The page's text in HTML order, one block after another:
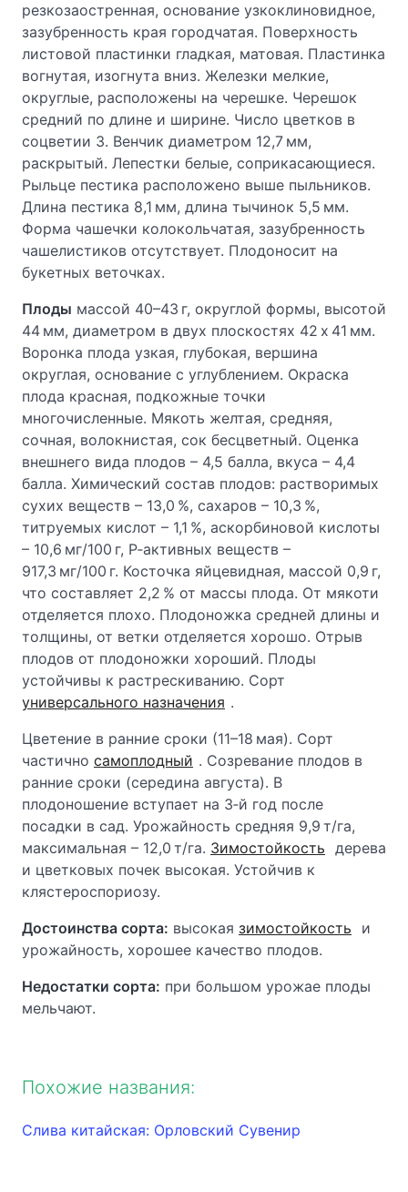
резкозаостренная, основание узкоклиновидное,
зазубренность края городчатая. Поверхность
листовой пластинки гладкая, матовая. Пластинка
вогнутая, изогнута вниз. Железки мелкие,
округлые, расположены на черешке. Черешок
средний по длине и ширине. Число цветков в
соцветии 3. Венчик диаметром 12,7 мм,
раскрытый. Лепестки белые, соприкасающиеся.
Рыльце пестика расположено выше пыльников.
Длина пестика 8,1 мм, длина тычинок 5,5 мм.
Форма чашечки колокольчатая, зазубренность
чашелистиков отсутствует. Плодоносит на
букетных веточках.
Плоды массой 40–43 г, округлой формы, высотой
44 мм, диаметром в двух плоскостях 42 х 41 мм.
Воронка плода узкая, глубокая, вершина
округлая, основание с углублением. Окраска
плода красная, подкожные точки
многочисленные. Мякоть желтая, средняя,
сочная, волокнистая, сок бесцветный. Оценка
внешнего вида плодов – 4,5 балла, вкуса – 4,4
балла. Химический состав плодов: растворимых
сухих веществ – 13,0 %, сахаров – 10,3 %,
титруемых кислот – 1,1 %, аскорбиновой кислоты
– 10,6 мг/100 г, Р‑активных веществ –
917,3 мг/100 г. Косточка яйцевидная, массой 0,9 г,
что составляет 2,2 % от массы плода. От мякоти
отделяется плохо. Плодоножка средней длины и
толщины, от ветки отделяется хорошо. Отрыв
плодов от плодоножки хороший. Плоды
устойчивы к растрескиванию. Сорт
универсального назначения .
Цветение в ранние сроки (11–18 мая). Сорт
частично самоплодный . Созревание плодов в
ранние сроки (середина августа). В
плодоношение вступает на 3‑й год после
посадки в сад. Урожайность средняя 9,9 т/га,
максимальная – 12,0 т/га. Зимостойкость дерева
и цветковых почек высокая. Устойчив к
клястероспориозу.
Достоинства сорта: высокая зимостойкость
и
урожайность, хорошее качество плодов.
Недостатки сорта: при большом урожае плоды
мельчают.
Похожие названия:
Слива китайская: Орловский Сувенир